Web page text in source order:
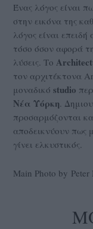
Ένας λόγος είναι
στην εικόνα της
λόγος είναι
τόσο όσον αφορά
λύσεις. Το
τον αρχιτέκτονα
μοναδικό studio
Νέα Υόρκη.
προσαρμόζονται
αποδεικνύουν πως
γίνει ελκυστικός.
Main Photo by